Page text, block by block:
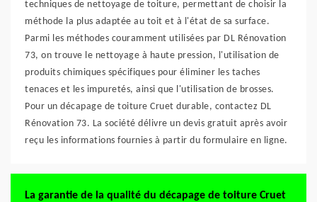
techniques de nettoyage de toiture, permettant de choisir la
méthode la plus adaptée au toit et à l'état de sa surface.
Parmi les méthodes couramment utilisées par DL Rénovation
73, on trouve le nettoyage à haute pression, l'utilisation de
produits chimiques spécifiques pour éliminer les taches
tenaces et les impuretés, ainsi que l'utilisation de brosses.
Pour un décapage de toiture Cruet durable, contactez DL
Rénovation 73. La société délivre un devis gratuit après avoir
reçu les informations fournies à partir du formulaire en ligne.
La garantie de la qualité du décapage de toiture Cruet